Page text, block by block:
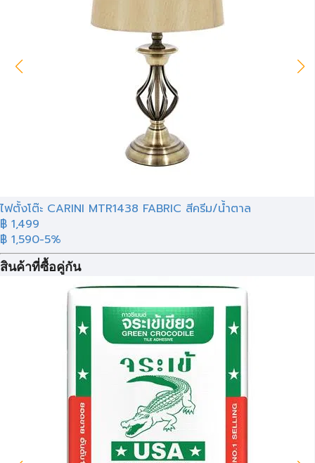
ไฟตั้งโต๊ะ CARINI MTR1438 FABRIC สีครีม/น้ำตาล
฿ 1,499
฿ 1,590-5%
สินค้าที่ซื้อคู่กัน